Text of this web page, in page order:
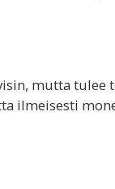
mutta tulee
ilmeisesti